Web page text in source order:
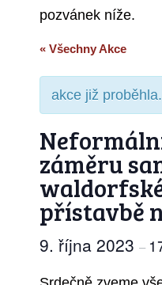
pozvánek níže.
« Všechny Akce
akce již proběhla.
záměru
přístavbě
9. října 2023 –